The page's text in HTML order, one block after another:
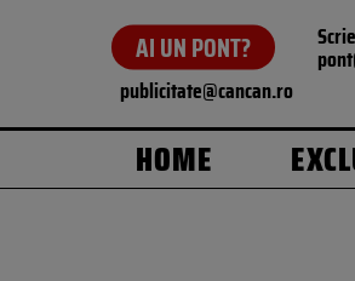
AI UN PONT?
publicitate@cancan.ro
HOME